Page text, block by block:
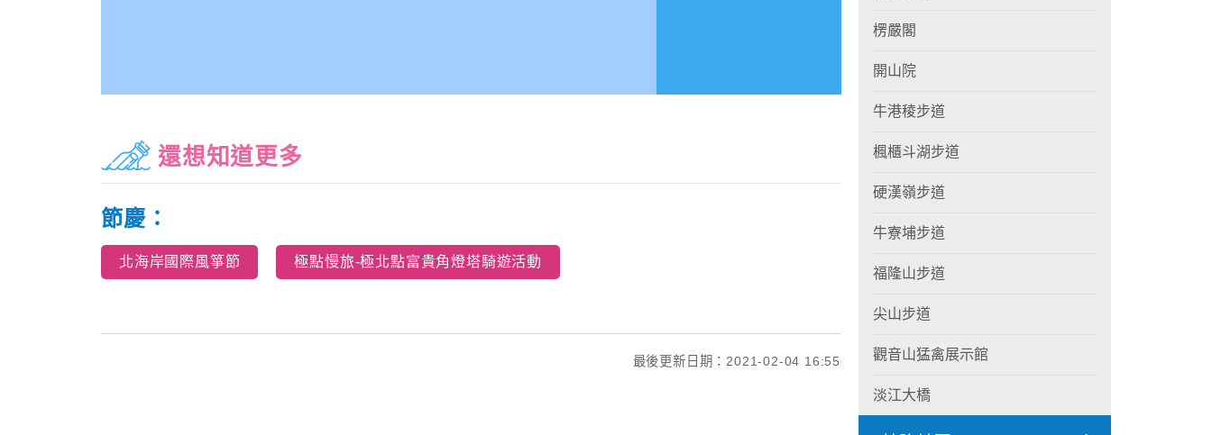
還想知道更多
節慶：
北海岸國際風箏節 極點慢旅-極北點富貴角燈塔騎遊活動
最後更新日期：2021-02-04 16:55
楞嚴閣
開山院
牛港稜步道
楓櫃斗湖步道
硬漢嶺步道
牛寮埔步道
福隆山步道
尖山步道
觀音山猛禽展示館
淡江大橋